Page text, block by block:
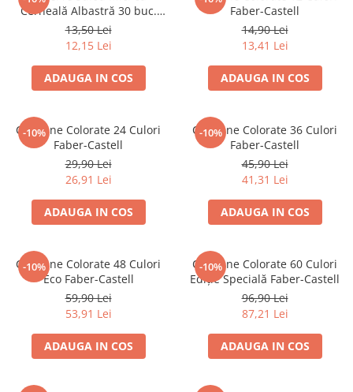
Blocnotesuri
Blocuri de desen
Caiete Biologie
Caiete cu Spirală
Caiete Dictando
Caiete Geografie
Caiete Matematica
Caiete Muzică
Caiete Studențești
Caiete Tip I
Caiete Tip II
Vocabulare
Calculatoare
Instrumente de scris și desen
Carioci
Cerneală Albastră 30 buc.
Faber-Castell
13,50 Lei
12,15 Lei
ADAUGA IN COS
Faber-Castell
14,90 Lei
13,41 Lei
ADAUGA IN COS
-10%
Creioane Colorate 24 Culori
Faber-Castell
29,90 Lei
26,91 Lei
ADAUGA IN COS
-10%
Creioane Colorate 36 Culori
Faber-Castell
45,90 Lei
41,31 Lei
ADAUGA IN COS
-10%
Creioane Colorate 48 Culori
Eco Faber-Castell
59,90 Lei
53,91 Lei
ADAUGA IN COS
-10%
Creioane Colorate 60 Culori
Ediție Specială Faber-Castell
96,90 Lei
87,21 Lei
ADAUGA IN COS